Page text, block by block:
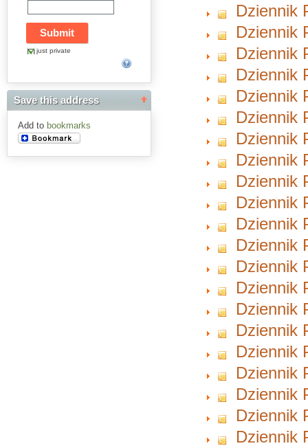
just private
Save this address
Add to bookmarks
Dziennik
Dziennik
Dziennik
Dziennik
Dziennik
Dziennik
Dziennik
Dziennik
Dziennik
Dziennik
Dziennik
Dziennik
Dziennik
Dziennik
Dziennik
Dziennik
Dziennik
Dziennik
Dziennik
Dziennik
Dziennik